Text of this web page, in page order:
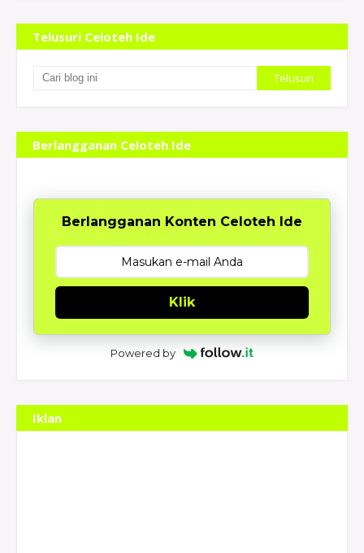
Telusuri Celoteh Ide
Berlangganan Celoteh Ide
Berlangganan Konten Celoteh Ide
Klik
Powered by
Iklan